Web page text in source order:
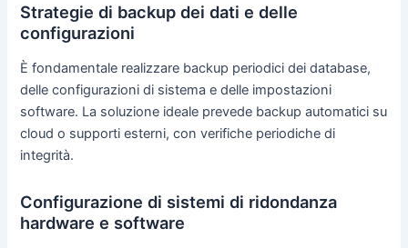
Strategie di backup dei dati e delle
configurazioni
È fondamentale realizzare backup periodici dei database,
delle configurazioni di sistema e delle impostazioni
software. La soluzione ideale prevede backup automatici su
cloud o supporti esterni, con verifiche periodiche di
integrità.
Configurazione di sistemi di ridondanza
hardware e software